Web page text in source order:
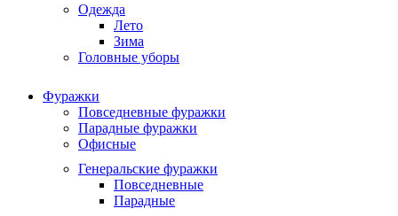
Одежда
Лето
Зима
Головные уборы
Фуражки
Повседневные фуражки
Парадные фуражки
Офисные
Генеральские фуражки
Повседневные
Парадные